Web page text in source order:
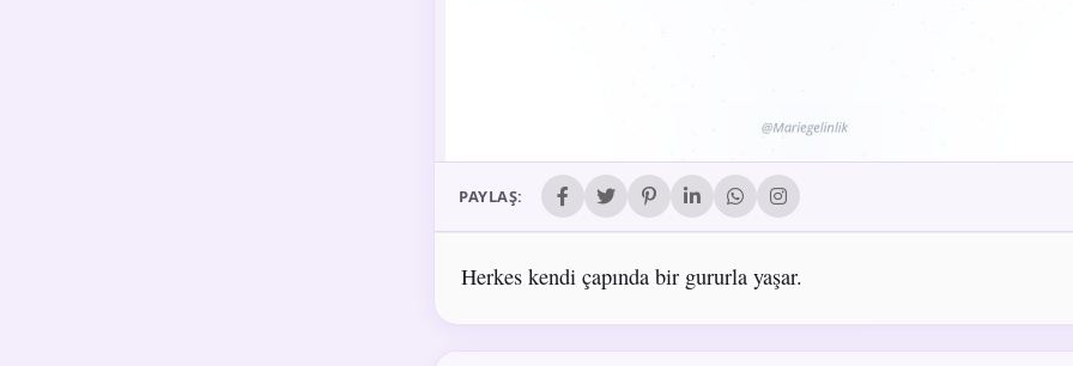
PAYLAŞ:
Herkes kendi çapında bir gururla yaşar.